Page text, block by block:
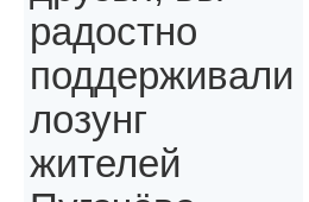
радостно
поддерживали
лозунг
жителей